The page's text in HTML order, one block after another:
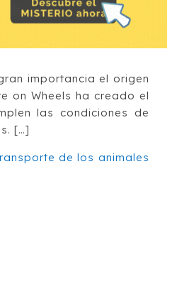
importancia el origen
on Wheels ha creado el
las condiciones de
[…]
de los animales